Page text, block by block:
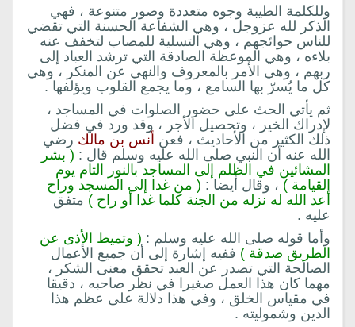
وللكلمة الطيبة وجوه متعددة وصور متنوعة ، فهي
الذكر لله عزوجل ، وهي الشفاعة الحسنة التي تقضي
للناس حوائجهم ، وهي التسلية للمصاب لتخفف عنه
بلاءه ، وهي الموعظة الصادقة التي ترشد العباد إلى
ربهم ، وهي الأمر بالمعروف والنهي عن المنكر ، وهي
كل ما يُسرّ بها السامع ، وما يجمع القلوب ويؤلفها .
ثم يأتي الحث على حضور الصلوات في المساجد ،
لإدراك الخير ، وتحصيل الأجر ، وقد ورد في فضل
ذلك الكثير من الأحاديث ، فعن أنس بن مالك رضي
الله عنه أن النبي صلى الله عليه وسلم قال : ( بشر
المشائين في الظلم إلى المساجد بالنور التام يوم
القيامة ) ، وقال أيضا : ( من غدا إلى المسجد وراح
أعد الله له نزله من الجنة كلما غدا أو راح ) متفق
عليه .
وأما قوله صلى الله عليه وسلم : ( وتميط الأذى عن
الطريق صدقة ) ففيه إشارة إلى أن جميع الأعمال
الصالحة التي تصدر عن العبد تحقق معنى الشكر ،
مهما كان هذا العمل صغيرا في نظر صاحبه ، دقيقا
في مقياس الخلق ، وفي هذا دلالة على عظم هذا
الدين وشموليته .